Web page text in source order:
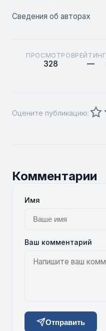
Сведения об авторах
ПРОСМОТРОВ
328
РЕЙТИНГ
—
Оцените публикацию:
Комментарии
Имя
Ваш комментарий
Отправить